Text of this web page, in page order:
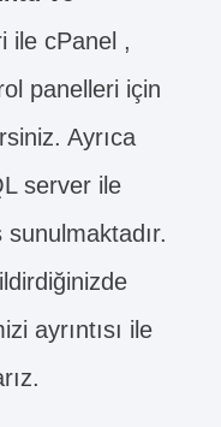
ile cPanel ,
panelleri için
Ayrıca
server ile
ayrıntısı ile